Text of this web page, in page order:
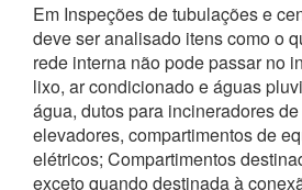
Em Inspeções de tubulações e
deve ser analisado itens como o
rede interna não pode passar no
lixo, ar condicionado e águas
água, dutos para incineradores
elevadores, compartimentos de
elétricos; Compartimentos
exceto quando destinada à